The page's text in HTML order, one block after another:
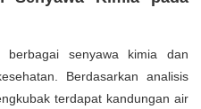
berbagai senyawa kimia dan
Berdasarkan analisis
terdapat kandungan air